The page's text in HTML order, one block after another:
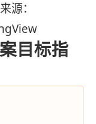
源：
目标指